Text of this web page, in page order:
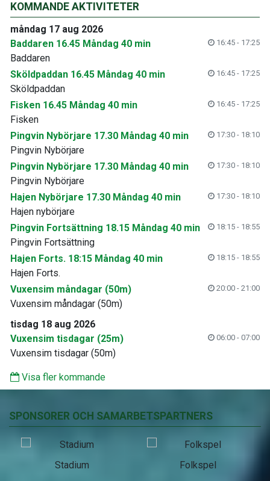
KOMMANDE AKTIVITETER
måndag 17 aug 2026
Baddaren 16.45 Måndag 40 min
16:45 - 17:25
Baddaren
Sköldpaddan 16.45 Måndag 40 min
16:45 - 17:25
Sköldpaddan
Fisken 16.45 Måndag 40 min
16:45 - 17:25
Fisken
Pingvin Nybörjare 17.30 Måndag 40 min
17:30 - 18:10
Pingvin Nybörjare
Pingvin Nybörjare 17.30 Måndag 40 min
17:30 - 18:10
Pingvin Nybörjare
Hajen Nybörjare 17.30 Måndag 40 min
17:30 - 18:10
Hajen nybörjare
Pingvin Fortsättning 18.15 Måndag 40 min
18:15 - 18:55
Pingvin Fortsättning
Hajen Forts. 18:15 Måndag 40 min
18:15 - 18:55
Hajen Forts.
Vuxensim måndagar (50m)
20:00 - 21:00
Vuxensim måndagar (50m)
tisdag 18 aug 2026
Vuxensim tisdagar (25m)
06:00 - 07:00
Vuxensim tisdagar (50m)
Visa fler kommande
SPONSORER OCH SAMARBETSPARTNERS
Stadium Folkspel